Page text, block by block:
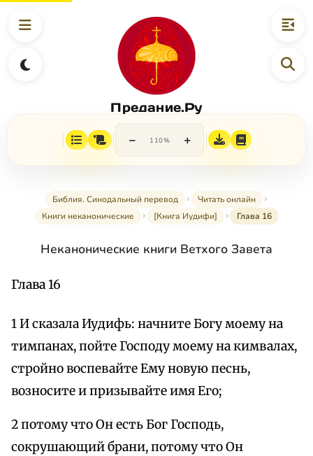
Предание.Ру
− 110% +
Библия. Синодальный перевод
Читать онлайн
Книги неканонические
[Книга Иудифи] Глава 16
Неканонические книги Ветхого Завета
Глава 16
1 И сказала Иудифь: начните Богу моему на
тимпанах, пойте Господу моему на кимвалах,
стройно воспевайте Ему новую песнь,
возносите и призывайте имя Его;
2 потому что Он есть Бог Господь,
сокрушающий брани, потому что Он